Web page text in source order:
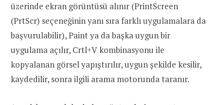
üzerinde ekran görüntüsü alınır (PrintScreen
(PrtScr) seçeneğinin yanı sıra farklı uygulamalara da
başvurulabilir), Paint ya da başka uygun bir
uygulama açılır, Crtl+V kombinasyonu ile
kopyalanan görsel yapıştırılır, uygun şekilde kesilir,
kaydedilir, sonra ilgili arama motorunda taranır.